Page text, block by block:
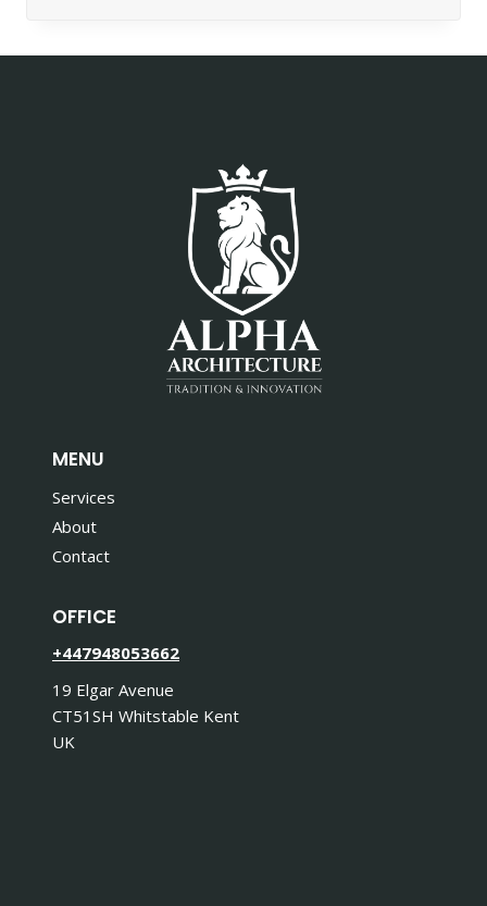
MENU
Services
About
Contact
OFFICE
+447948053662
19 Elgar Avenue
CT51SH Whitstable Kent
UK